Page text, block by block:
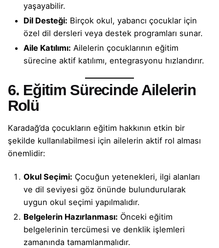
yaşayabilir.
Dil Desteği: Birçok okul, yabancı çocuklar için
özel dil dersleri veya destek programları sunar.
Aile Katılımı: Ailelerin çocuklarının eğitim
sürecine aktif katılımı, entegrasyonu hızlandırır.
6. Eğitim Sürecinde Ailelerin
Rolü
Karadağ’da çocukların eğitim hakkının etkin bir
şekilde kullanılabilmesi için ailelerin aktif rol alması
önemlidir:
Okul Seçimi: Çocuğun yetenekleri, ilgi alanları
ve dil seviyesi göz önünde bulundurularak
uygun okul seçimi yapılmalıdır.
Belgelerin Hazırlanması: Önceki eğitim
belgelerinin tercümesi ve denklik işlemleri
zamanında tamamlanmalıdır.